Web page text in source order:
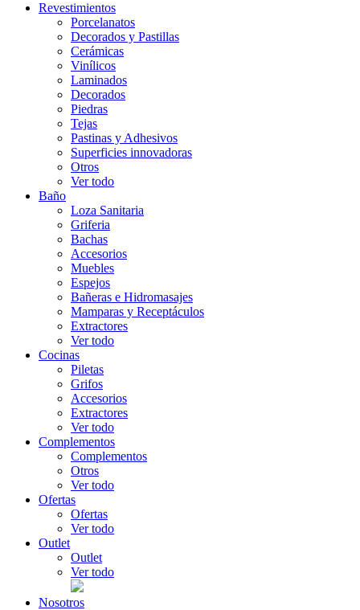
Revestimientos
Porcelanatos
Decorados y Pastillas
Cerámicas
Vinílicos
Laminados
Decorados
Piedras
Tejas
Pastinas y Adhesivos
Superficies innovadoras
Otros
Ver todo
Baño
Loza Sanitaria
Griferia
Bachas
Accesorios
Muebles
Espejos
Bañeras e Hidromasajes
Mamparas y Receptáculos
Extractores
Ver todo
Cocinas
Piletas
Grifos
Accesorios
Extractores
Ver todo
Complementos
Complementos
Otros
Ver todo
Ofertas
Ofertas
Ver todo
Outlet
Outlet
Ver todo
Nosotros